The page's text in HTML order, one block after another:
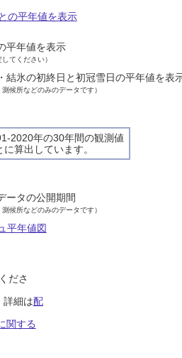
の平年値を表示
平年値を表示
してください）
結氷の初終日と初冠雪日の平年値を表
測候所などのみのデータです）
2020年の30年間の観測値
算出しています。
ータの公開期間
測候所などのみのデータです）
平年値図
ださ
詳細は配
関する